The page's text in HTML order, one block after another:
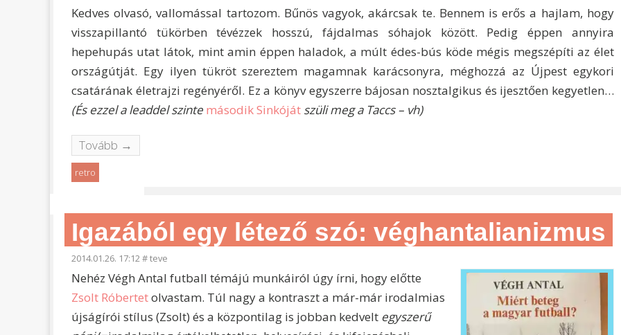
Kedves olvasó, vallomással tartozom. Bűnös vagyok, akárcsak te. Bennem is erős a hajlam, hogy
visszapillantó tükörben tévézzek hosszú, fájdalmas sóhajok között. Pedig éppen annyira
hepehupás utat látok, mint amin éppen haladok, a múlt édes-bús köde mégis megszépíti az élet
országútját. Egy ilyen tükröt szereztem magamnak karácsonyra, méghozzá az Újpest egykori
csatárának életrajzi regényéről. Ez a könyv egyszerre bájosan nosztalgikus és ijesztően kegyetlen…
(És ezzel a leaddel szinte második Sinkójátszüli meg a Taccs – vh)
Tovább →
retro
Igazából egy létező szó: véghantalianizmus
2014.01.26. 17:12#teve
Nehéz Végh Antal futball témájú munkáiról úgy írni, hogy előtte
Zsolt Róbertetolvastam. Túl nagy a kontraszt a már-már irodalmias
újságírói stílus (Zsolt) és a központilag is jobban kedvelt egyszerű